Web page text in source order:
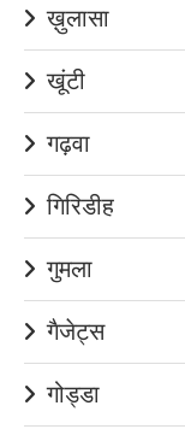
ख़ुलासा
खूंटी
गढ़वा
गिरिडीह
गुमला
गैजेट्स
गोड्डा